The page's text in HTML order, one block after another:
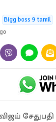
Bigg boss 9 tamil